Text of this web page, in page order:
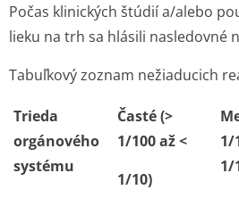
Počas klinických štúdií a/alebo
lieku na trh sa hlásili nasledovné
Tabuľkový zoznam nežiaducich
Trieda
orgánového
systému
Časté (>
1/100 až <
1/10)
1/
1/